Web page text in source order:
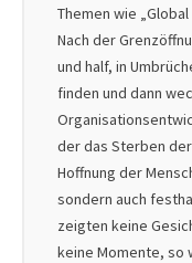
Themen wie
Nach der
und half, in
finden und dann
der das Sterben
Hoffnung der
sondern auch
zeigten keine
keine Momente, so